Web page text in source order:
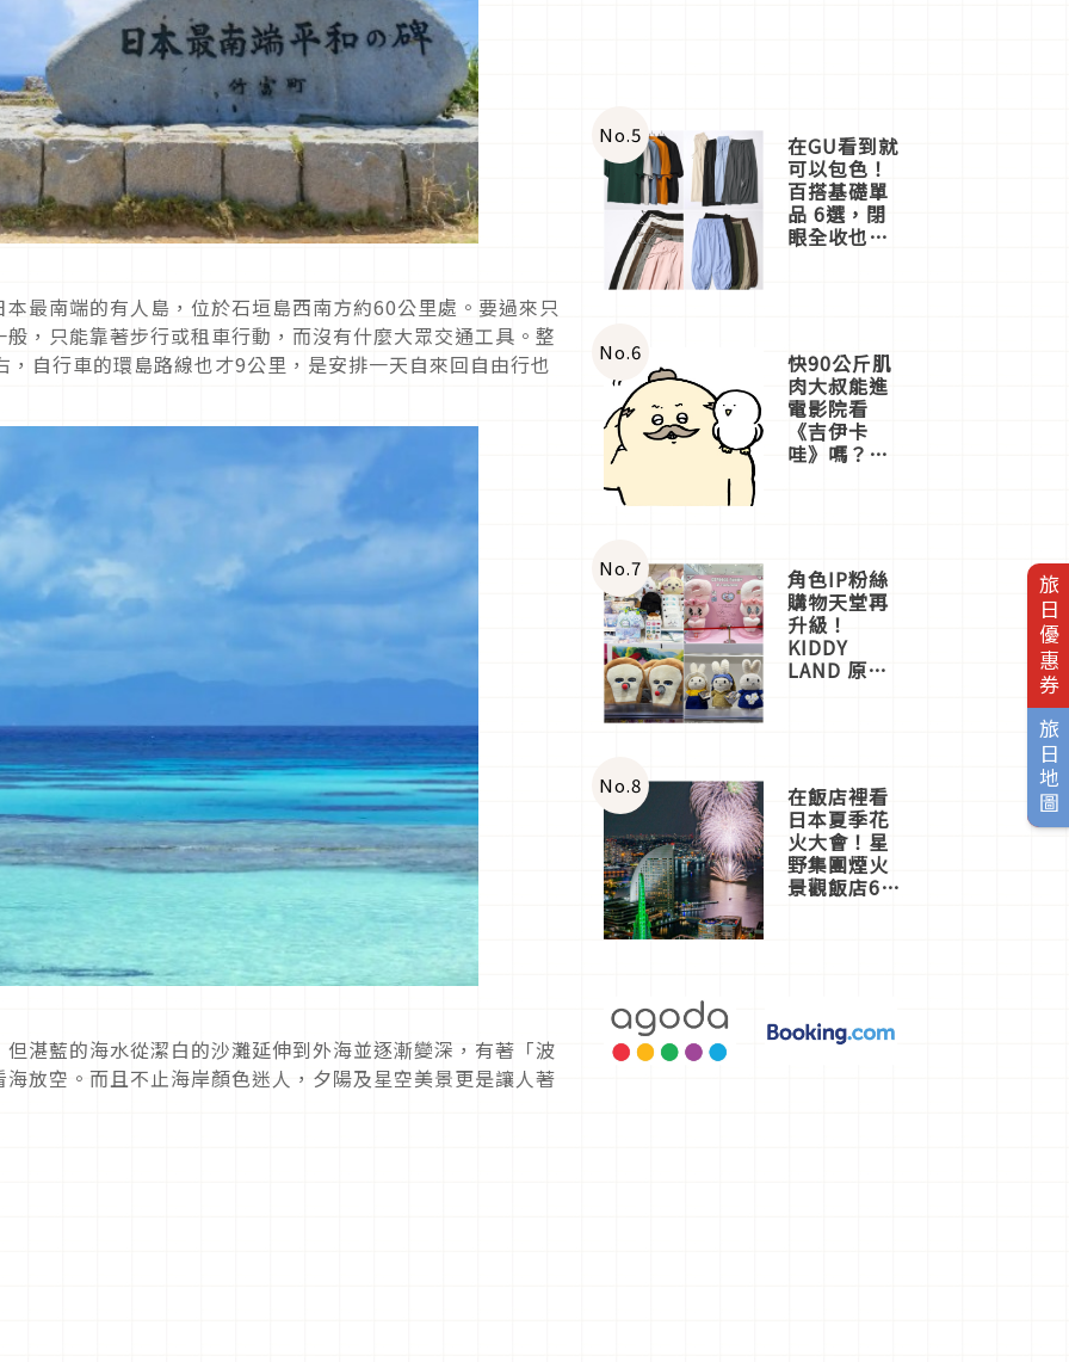
旅日優惠券
旅日地圖
最南端的有人島，位於石垣島西南方約60公里處。要過來只
，只能靠著步行或租車行動，而沒有什麼大眾交通工具。整
自行車的環島路線也才9公里，是安排一天自來回自由行也
湛藍的海水從潔白的沙灘延伸到外海並逐漸變深，有著「波
放空。而且不止海岸顏色迷人，夕陽及星空美景更是讓人著
No.5 在GU看到就
可以包色！
百搭基礎單
品 6選，閉
眼全收也不
No.6 快90公斤肌
肉大叔能進
電影院看
《吉伊卡
哇》嗎？日
一同給出了
答案
No.7 角色IP粉絲
購物天堂再
升級！
KIDDY
LAND 原宿
店3分即達
No.8 在飯店裡看
日本夏季花
火大會！星
野集團煙火
景觀飯店6